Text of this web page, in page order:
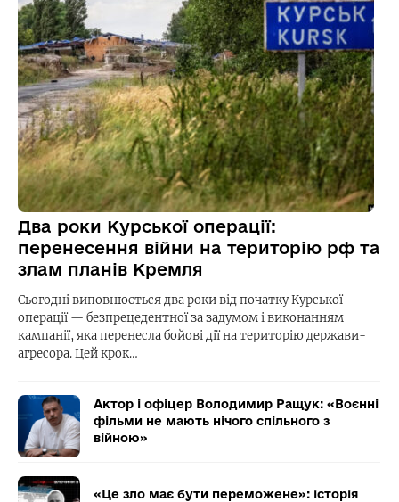
Два роки Курської операції:
перенесення війни на територію рф та
злам планів Кремля
Сьогодні виповнюється два роки від початку Курської
операції — безпрецедентної за задумом і виконанням
кампанії, яка перенесла бойові дії на територію держави-
агресора. Цей крок…
Актор і офіцер Володимир Ращук: «Воєнні
фільми не мають нічого спільного з
війною»
«Це зло має бути переможене»: історія